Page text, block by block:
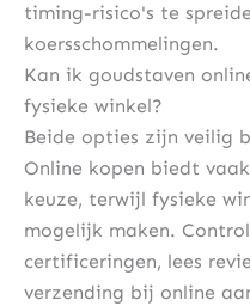
timing-risico's te
koersschommelingen.
Kan ik goudstaven
fysieke winkel?
Beide opties zijn veilig
Online kopen biedt
keuze, terwijl fysieke
mogelijk maken.
certificeringen, lees
verzending bij online